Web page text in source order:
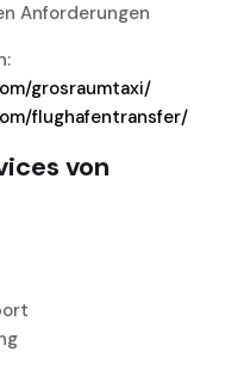
Anforderungen
grosraumtaxi/
flughafentransfer/
von